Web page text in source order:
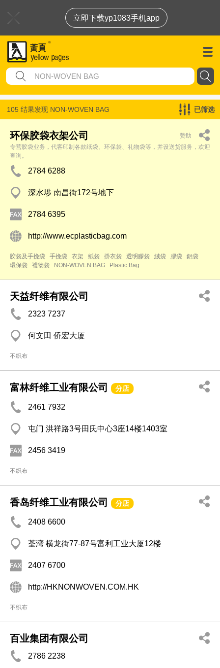
立即下载yp1083手机app
105 结果发现 NON-WOVEN BAG 已筛选
环保胶袋衣架公司
赞助
专营胶袋业务，代客印制各款纸袋、环保袋、礼物袋等，并设送货服务，欢迎
查询。
2784 6288
深水埗 南昌街172号地下
2784 6395
http://www.ecplasticbag.com
胶袋及手挽袋 手挽袋 衣架 紙袋 掛衣袋 透明膠袋 絨袋 膠袋
鋁袋
環保袋
禮物袋 NON-WOVEN BAG Plastic Bag
天益纤维有限公司
2323 7237
何文田 侨宏大厦
不织布
富林纤维工业有限公司 分店
2461 7932
屯门 洪祥路3号田氏中心3座14楼1403室
2456 3419
不织布
香岛纤维工业有限公司 分店
2408 6600
荃湾 横龙街77-87号富利工业大厦12楼
2407 6700
http://HKNONWOVEN.COM.HK
不织布
百业集团有限公司
2786 2238